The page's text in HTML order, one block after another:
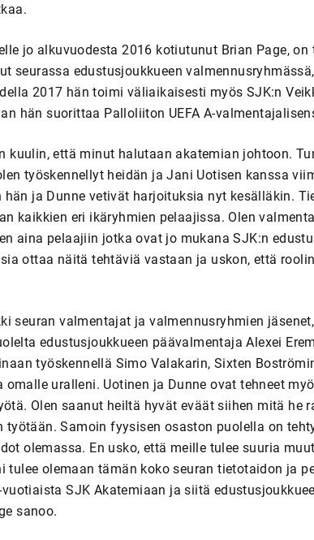
jo alkuvuodesta 2016 kotiutunut Brian Page, on
seurassa edustusjoukkueen
2017 hän toimi väliaikaisesti myös SJK:n
hän suorittaa Palloliiton UEFA A-
kuulin, että minut halutaan akatemian johtoon.
työskennellyt heidän ja Jani Uotisen kanssa
hän ja Dunne vetivät harjoituksia nyt kesälläkin.
kaikkien eri ikäryhmien pelaajissa. Olen
aina pelaajiin jotka ovat jo mukana SJK:n
ottaa näitä tehtäviä vastaan ja uskon, että
seuran valmentajat ja valmennusryhmien
edustusjoukkueen päävalmentaja Alexei
työskennellä Simo Valakarin, Sixten
uralleni. Uotinen ja Dunne ovat tehneet
Olen saanut heiltä hyvät eväät siihen mitä he
työtään. Samoin fyysisen osaston puolella on
olemassa. En usko, että meille tulee suuria
tulee olemaan tämän koko seuran tietotaidon ja
SJK Akatemiaan ja siitä
sanoo.